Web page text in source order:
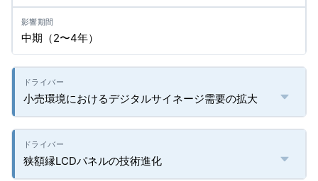
中期（2〜4年）
小売環境におけるデジタルサイネージ需要の拡大
狭額縁LCDパネルの技術進化